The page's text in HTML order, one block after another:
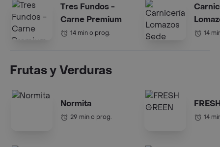
Tres Fundos -
Carne Premium
14 min o prog. 14
Frutas y Verduras
Normita
29 min o prog. 14